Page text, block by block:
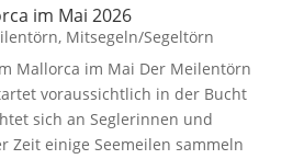
im Mai 2026
, Mitsegeln/Segeltörn
Mallorca im Mai Der Meilentörn
voraussichtlich in der Bucht
sich an Seglerinnen und
Zeit einige Seemeilen sammeln